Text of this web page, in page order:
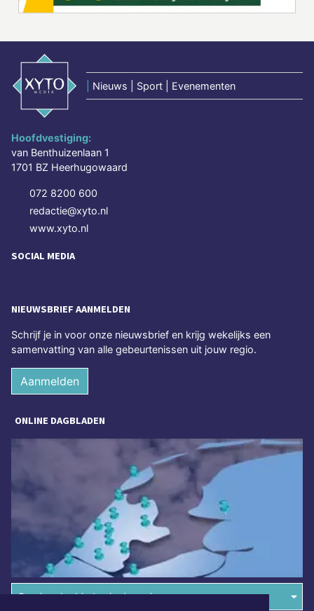
Nieuws | Sport | Evenementen
Hoofdvestiging:
van Benthuizenlaan 1
1701 BZ Heerhugowaard
072 8200 600
redactie@xyto.nl
www.xyto.nl
SOCIAL MEDIA
NIEUWSBRIEF AANMELDEN
Schrijf je in voor onze nieuwsbrief en krijg wekelijks een
samenvatting van alle gebeurtenissen uit jouw regio.
Aanmelden
ONLINE DAGBLADEN
Overige dagbladen in de regio